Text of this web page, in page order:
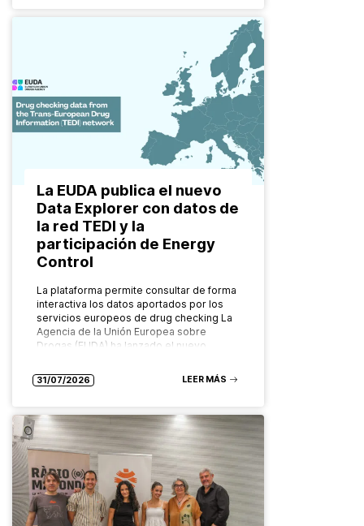
La EUDA publica el nuevo
Data Explorer con datos de
la red TEDI y la
participación de Energy
Control
La plataforma permite consultar de forma
interactiva los datos aportados por los
servicios europeos de drug checking La
Agencia de la Unión Europea sobre
Drogas (EUDA) ha lanzado el nuevo…
31/07/2026 LEER MÁS